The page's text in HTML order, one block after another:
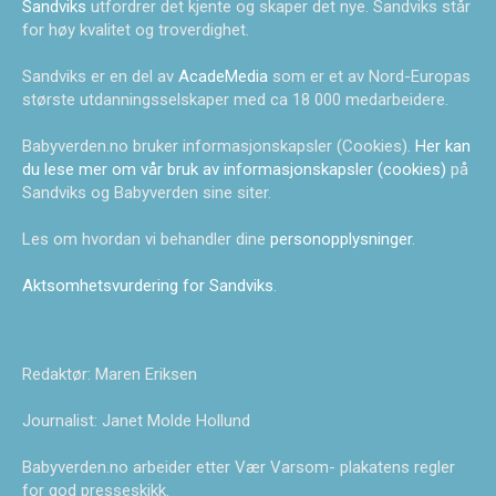
Sandviks utfordrer det kjente og skaper det nye. Sandviks står
for høy kvalitet og troverdighet.
Sandviks er en del av AcadeMedia som er et av Nord-Europas
største utdanningsselskaper med ca 18 000 medarbeidere.
Babyverden.no bruker informasjonskapsler (Cookies). Her kan
du lese mer om vår bruk av informasjonskapsler (cookies) på
Sandviks og Babyverden sine siter.
Les om hvordan vi behandler dine personopplysninger.
Aktsomhetsvurdering for Sandviks.
Redaktør: Maren Eriksen
Journalist: Janet Molde Hollund
Babyverden.no arbeider etter Vær Varsom- plakatens regler
for god presseskikk.